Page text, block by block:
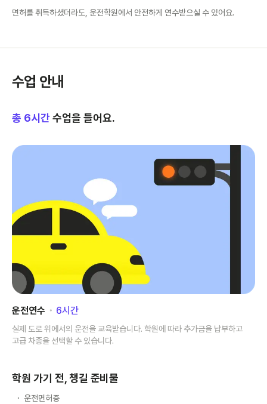
면허를 취득하셨더라도, 운전학원에서 안전하게 연수받으실 수 있어요.
수업 안내
총 6시간수업을 들어요.
운전연수 ･ 6시간
실제 도로 위에서의 운전을 교육받습니다. 학원에 따라 추가금을 납부하고
고급 차종을 선택할 수 있습니다.
학원 가기 전, 챙길 준비물
운전면허증